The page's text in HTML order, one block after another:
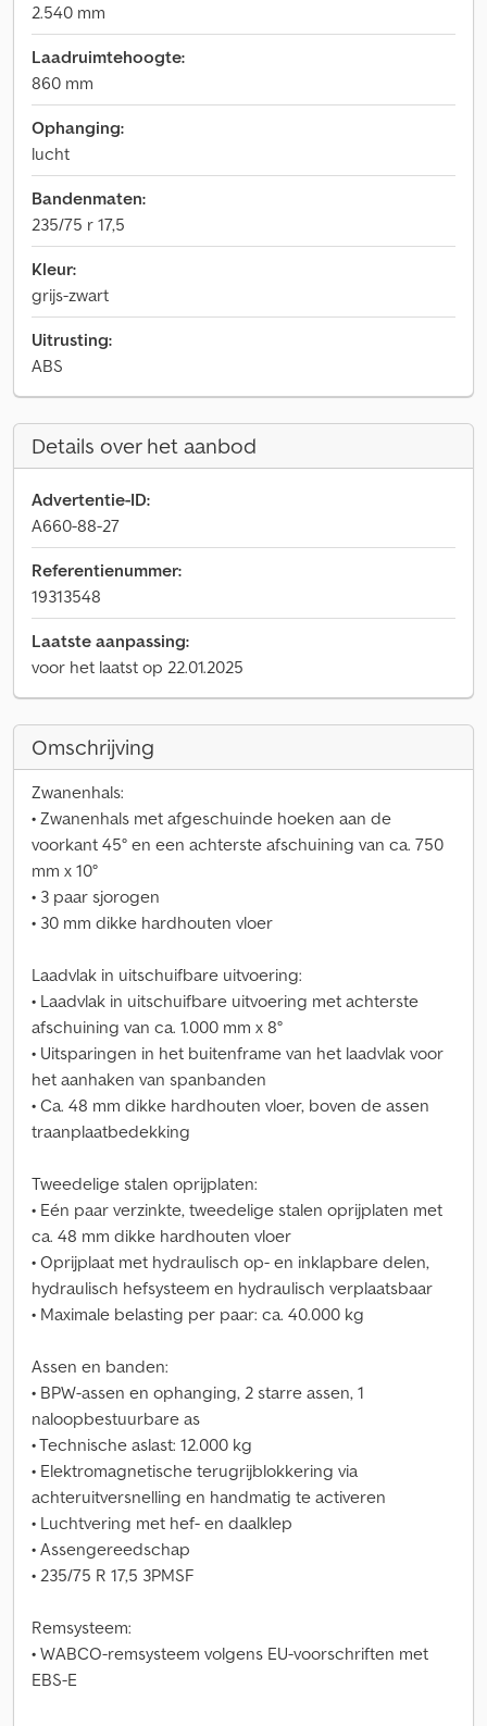
2.540 mm
Laadruimtehoogte:
860 mm
Ophanging:
lucht
Bandenmaten:
235/75 r 17,5
Kleur:
grijs-zwart
Uitrusting:
ABS
Details over het aanbod
Advertentie-ID:
A660-88-27
Referentienummer:
19313548
Laatste aanpassing:
voor het laatst op 22.01.2025
Omschrijving
Zwanenhals:
• Zwanenhals met afgeschuinde hoeken aan de
voorkant 45° en een achterste afschuining van ca. 750
mm x 10°
• 3 paar sjorogen
• 30 mm dikke hardhouten vloer
Laadvlak in uitschuifbare uitvoering:
• Laadvlak in uitschuifbare uitvoering met achterste
afschuining van ca. 1.000 mm x 8°
• Uitsparingen in het buitenframe van het laadvlak voor
het aanhaken van spanbanden
• Ca. 48 mm dikke hardhouten vloer, boven de assen
traanplaatbedekking
Tweedelige stalen oprijplaten:
• Eén paar verzinkte, tweedelige stalen oprijplaten met
ca. 48 mm dikke hardhouten vloer
• Oprijplaat met hydraulisch op- en inklapbare delen,
hydraulisch hefsysteem en hydraulisch verplaatsbaar
• Maximale belasting per paar: ca. 40.000 kg
Assen en banden:
• BPW-assen en ophanging, 2 starre assen, 1
naloopbestuurbare as
• Technische aslast: 12.000 kg
• Elektromagnetische terugrijblokkering via
achteruitversnelling en handmatig te activeren
• Luchtvering met hef- en daalklep
• Assengereedschap
• 235/75 R 17,5 3PMSF
Remsysteem:
• WABCO-remsysteem volgens EU-voorschriften met
EBS-E